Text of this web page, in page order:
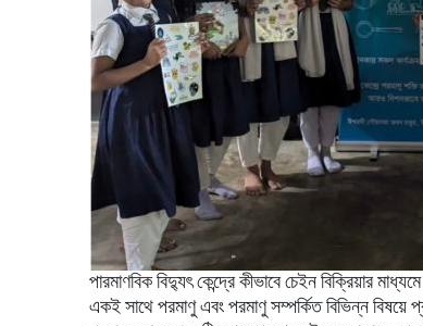
পারমাণবিক বিদ্যুৎ কেন্দ্রে কীভাবে চেইন বিক্রিয়ার
একই সাথে পরমাণু এবং পরমাণু সম্পর্কিত বিভিন্ন